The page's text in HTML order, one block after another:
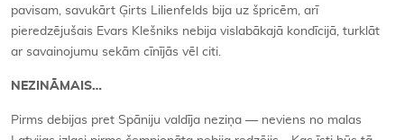
pavisam, savukārt Ģirts Lilienfelds bija uz špricēm, arī
pieredzējušais Evars Klešniks nebija vislabākajā kondīcijā, turklāt
ar savainojumu sekām cīnījās vēl citi.
NEZINĀMAIS…
Pirms debijas pret Spāniju valdīja neziņa — neviens no malas